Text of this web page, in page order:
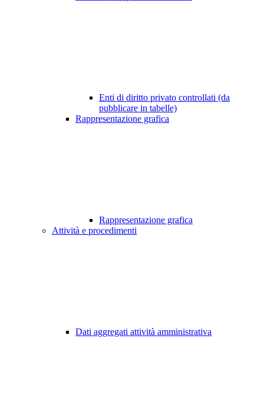
Enti di diritto privato controllati (da
pubblicare in tabelle)
Rappresentazione grafica
Rappresentazione grafica
Attività e procedimenti
Dati aggregati attività amministrativa